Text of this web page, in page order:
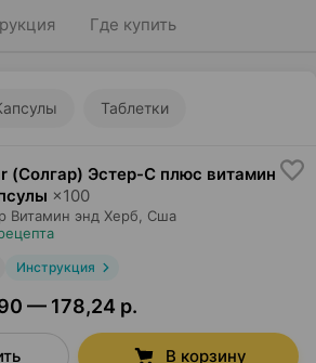
Где купить
Таблетки
(Солгар) Эстер-С плюс витамин
×100
Витамин энд Херб , Сша
Инструкция
— 178,24 р.
В корзину